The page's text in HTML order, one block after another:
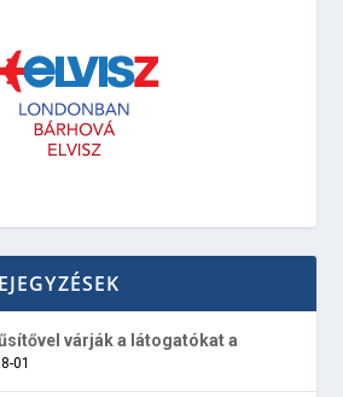
várják a látogatókat a
01